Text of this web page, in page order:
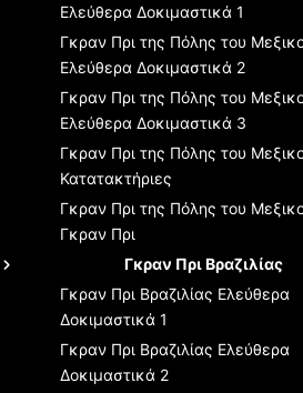
Ελεύθερα Δοκιμαστικά 1
Γκραν Πρι της Πόλης του
Ελεύθερα Δοκιμαστικά 2
Γκραν Πρι της Πόλης του
Ελεύθερα Δοκιμαστικά 3
Γκραν Πρι της Πόλης του
Κατατακτήριες
Γκραν Πρι της Πόλης του
Γκραν Πρι
Γκραν Πρι Βραζιλίας
Γκραν Πρι Βραζιλίας Ελεύθερα
Δοκιμαστικά 1
Γκραν Πρι Βραζιλίας Ελεύθερα
Δοκιμαστικά 2